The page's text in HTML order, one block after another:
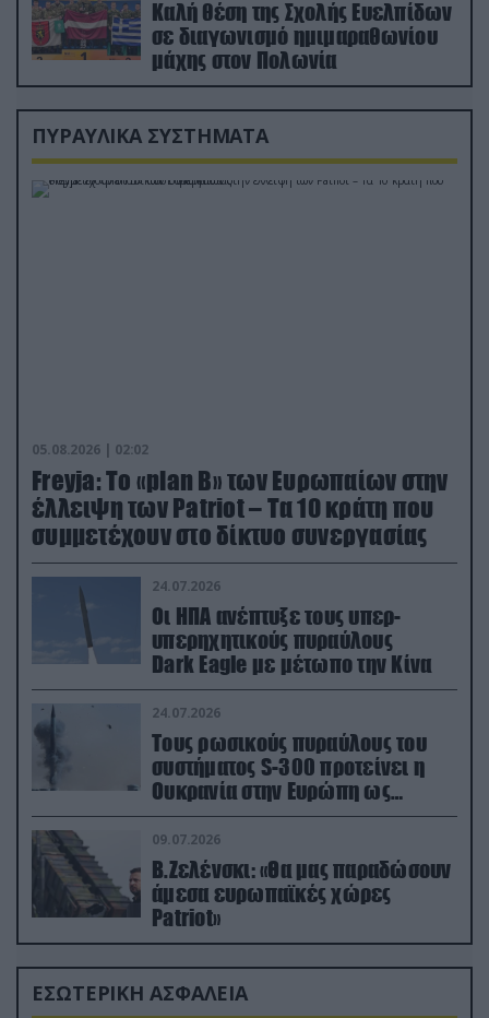
Καλή θέση της Σχολής Ευελπίδων
σε διαγωνισμό ημιμαραθωνίου
μάχης στον Πολωνία
ΠΥΡΑΥΛΙΚΑ ΣΥΣΤΗΜΑΤΑ
05.08.2026 | 02:02
Freyja: Το «plan Β» των Ευρωπαίων στην
έλλειψη των Patriot – Τα 10 κράτη που
συμμετέχουν στο δίκτυο συνεργασίας
24.07.2026
Οι ΗΠΑ ανέπτυξε τους υπερ-
υπερηχητικούς πυραύλους
Dark Eagle με μέτωπο την Κίνα
24.07.2026
Τους ρωσικούς πυραύλους του
συστήματος S-300 προτείνει η
Ουκρανία στην Ευρώπη ως
αντιβαλλιστικό σύστημα
09.07.2026
Β.Ζελένσκι: «Θα μας παραδώσουν
άμεσα ευρωπαϊκές χώρες
Patriot»
ΕΣΩΤΕΡΙΚΗ ΑΣΦΑΛΕΙΑ